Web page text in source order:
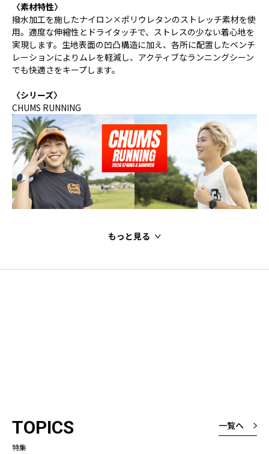
〈素材特性〉
撥水加工を施したナイロン×ポリウレタンのストレッチ素材を使
用。適度な伸縮性とドライタッチで、ストレスの少ない着心地を
実現します。生地表面の凹凸構造に加え、各所に配置したベンチ
レーションによりムレを軽減し、アクティブなランニングシーン
でも快適さをキープします。
〈シリーズ〉
CHUMS RUNNING
もっと見る
TOPICS
特集
一覧へ